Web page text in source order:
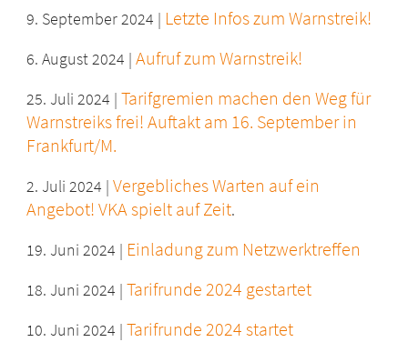
9. September 2024 | Letzte Infos zum Warnstreik!
6. August 2024 |Aufruf zum Warnstreik!
25. Juli 2024 |Tarifgremien machen den Weg für
Warnstreiks frei! Auftakt am 16. September in
Frankfurt/M.
2. Juli 2024 |Vergebliches Warten auf ein
Angebot! VKA spielt auf Zeit.
19. Juni 2024 | Einladung zum Netzwerktreffen
18. Juni 2024 |Tarifrunde 2024 gestartet
10. Juni 2024 |Tarifrunde 2024 startet